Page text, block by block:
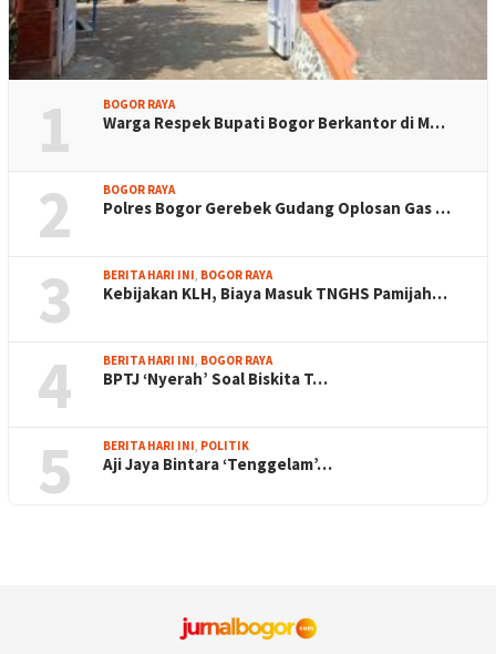
1 BOGOR RAYA
Warga Respek Bupati Bogor Berkantor di M…
2 BOGOR RAYA
Polres Bogor Gerebek Gudang Oplosan Gas …
3 BERITA HARI INI, BOGOR RAYA
Kebijakan KLH, Biaya Masuk TNGHS Pamijah…
4 BERITA HARI INI, BOGOR RAYA
BPTJ ‘Nyerah’ Soal Biskita T…
5 BERITA HARI INI, POLITIK
Aji Jaya Bintara ‘Tenggelam’…